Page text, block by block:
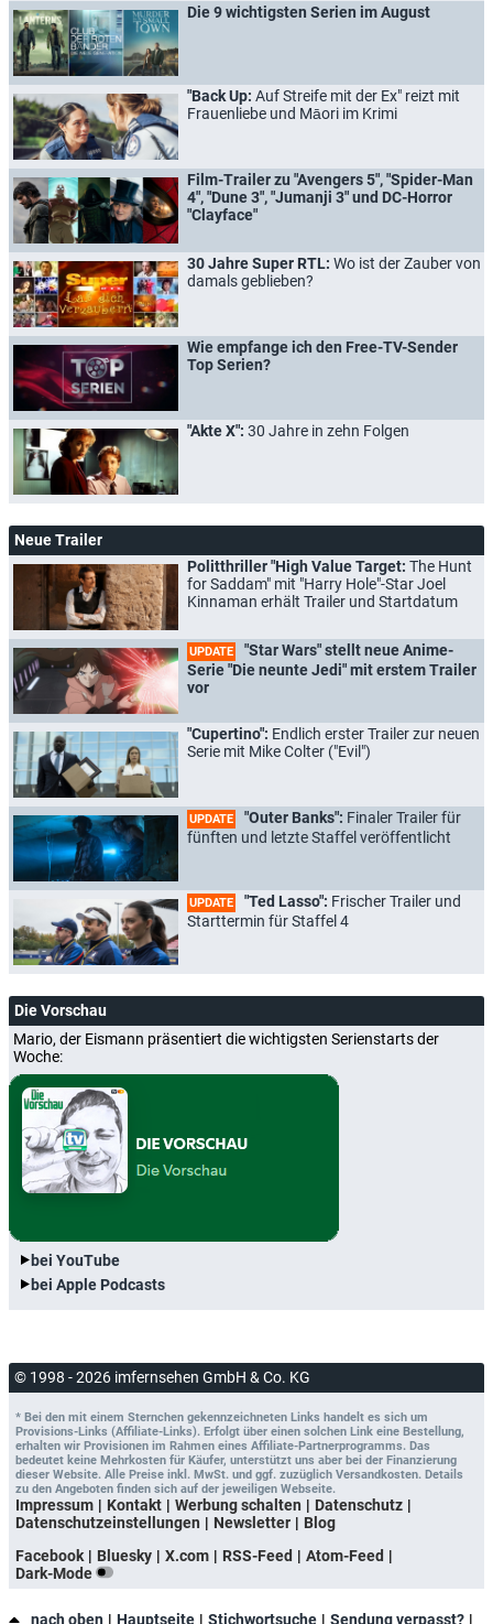
Die 9 wichtigsten Serien im August
"Back Up: Auf Streife mit der Ex" reizt mit
Frauenliebe und Māori im Krimi
Film-Trailer zu "Avengers 5", "Spider-Man
4", "Dune 3", "Jumanji 3" und DC-Horror
"Clayface"
30 Jahre Super RTL: Wo ist der Zauber von
damals geblieben?
Wie empfange ich den Free-TV-Sender
Top Serien?
"Akte X": 30 Jahre in zehn Folgen
Neue Trailer
Politthriller "High Value Target: The Hunt
for Saddam" mit "Harry Hole"-Star Joel
Kinnaman erhält Trailer und Startdatum
UPDATE
"Star Wars" stellt neue Anime-
Serie "Die neunte Jedi" mit erstem Trailer
vor
"Cupertino": Endlich erster Trailer zur neuen
Serie mit Mike Colter ("Evil")
UPDATE "Outer Banks": Finaler Trailer für
fünften und letzte Staffel veröffentlicht
UPDATE "Ted Lasso": Frischer Trailer und
Starttermin für Staffel 4
Die Vorschau
Mario, der Eismann präsentiert die wichtigsten Serienstarts der
Woche:
bei YouTube
bei Apple Podcasts
© 1998 - 2026 imfernsehen GmbH & Co. KG
* Bei den mit einem Sternchen gekennzeichneten Links handelt es sich um
Provisions-Links (Affiliate-Links). Erfolgt über einen solchen Link eine Bestellung,
erhalten wir Provisionen im Rahmen eines Affiliate-Partnerprogramms. Das
bedeutet keine Mehrkosten für Käufer, unterstützt uns aber bei der Finanzierung
dieser Website. Alle Preise inkl. MwSt. und ggf. zuzüglich Versandkosten. Details
zu den Angeboten finden sich auf der jeweiligen Webseite.
Impressum Kontakt Werbung schalten
Datenschutz
Datenschutzeinstellungen
Newsletter
Blog
Facebook
Bluesky X.com RSS-Feed
Atom-Feed
Dark-Mode
nach oben Hauptseite Stichwortsuche Sendung verpasst?